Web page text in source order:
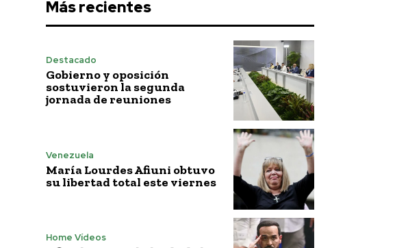
Más recientes
Destacado
Gobierno y oposición
sostuvieron la segunda
jornada de reuniones
Venezuela
María Lourdes Afiuni obtuvo
su libertad total este viernes
Home Vídeos